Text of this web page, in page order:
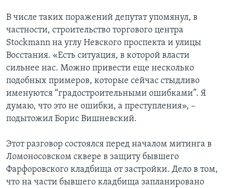
В числе таких поражений депутат упомянул, в
частности, строительство торгового центра
Stockmann на углу Невского проспекта и улицы
Восстания. «Есть ситуация, в которой власти
сильнее нас. Можно привести еще несколько
подобных примеров, которые сейчас стыдливо
именуются “градостроительными ошибками”. Я
думаю, что это не ошибки, а преступления», –
подытожил Борис Вишневский.
Этот разговор состоялся перед началом митинга в
Ломоносовском сквере в защиту бывшего
Фарфоровского кладбища от застройки. Дело в том,
что на части бывшего кладбища запланировано